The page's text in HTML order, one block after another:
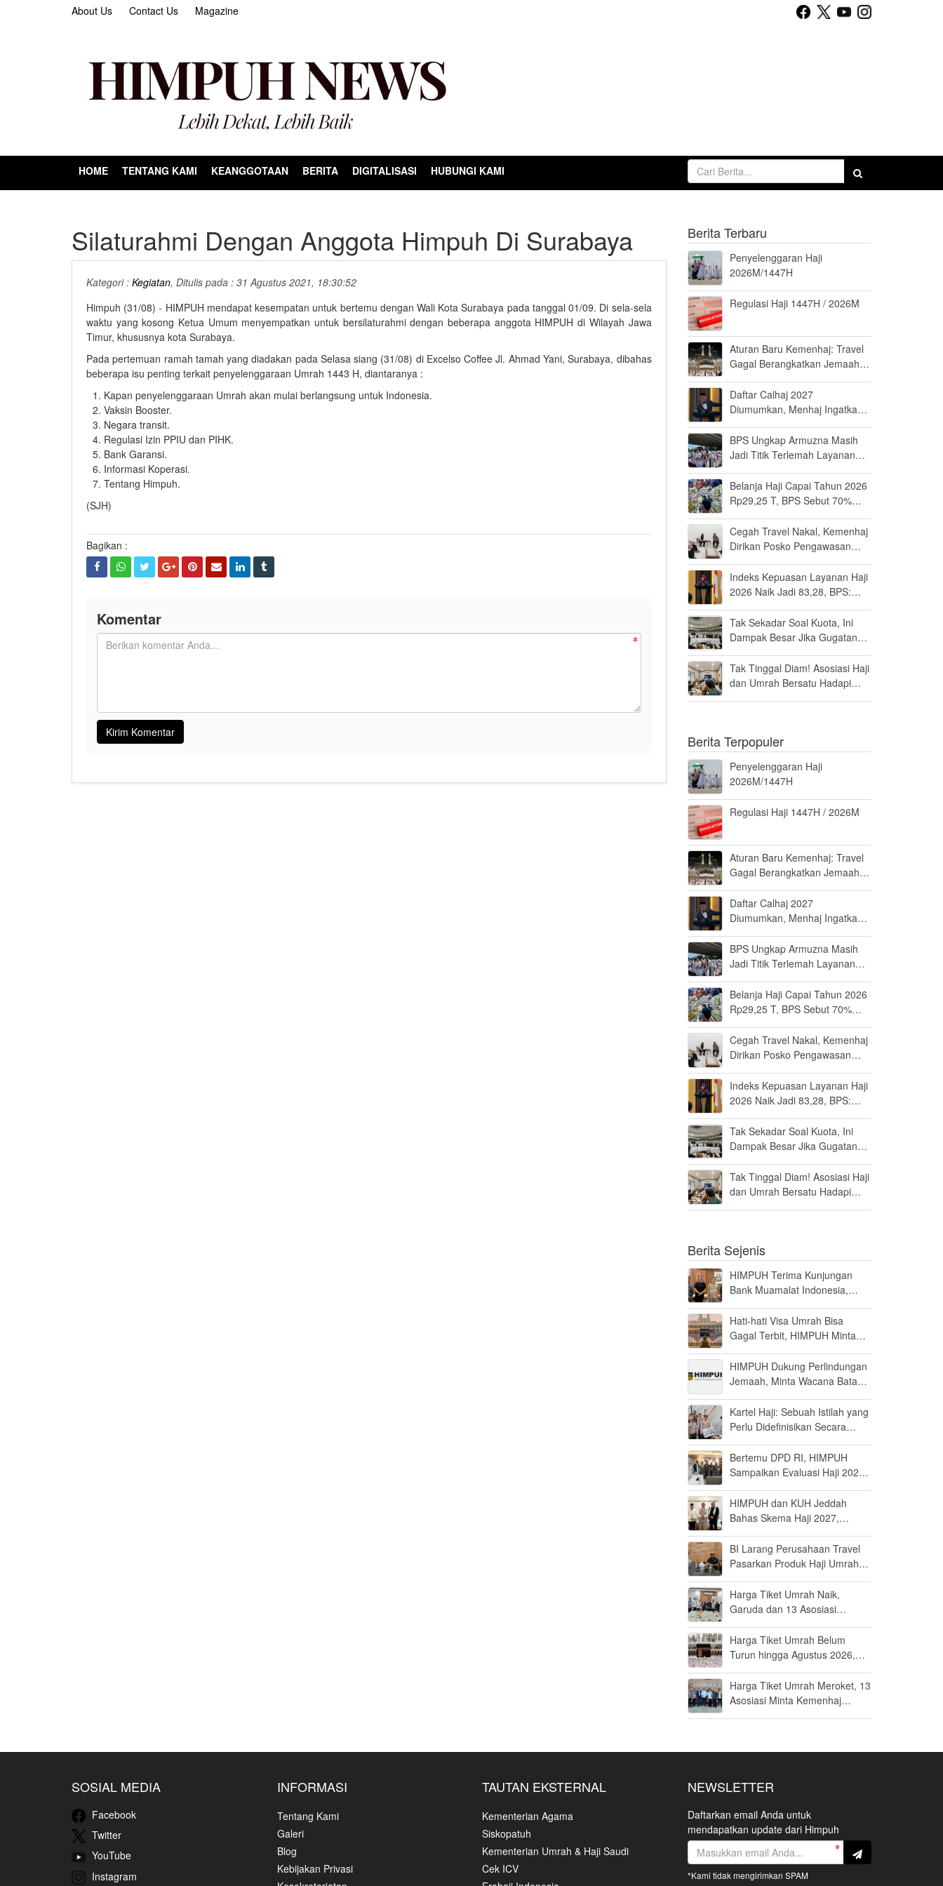
About Us Contact Us Magazine
HOME TENTANG KAMI KEANGGOTAAN BERITA DIGITALISASI HUBUNGI KAMI
Silaturahmi Dengan Anggota Himpuh Di Surabaya
Kategori : Kegiatan, Ditulis pada : 31 Agustus 2021, 18:30:52
Himpuh (31/08) - HIMPUH mendapat kesempatan untuk bertemu dengan Wali Kota Surabaya pada tanggal 01/09. Di sela-sela
waktu yang kosong Ketua Umum menyempatkan untuk bersilaturahmi dengan beberapa anggota HIMPUH di Wilayah Jawa
Timur, khususnya kota Surabaya.
Pada pertemuan ramah tamah yang diadakan pada Selasa siang (31/08) di Excelso Coffee Jl. Ahmad Yani, Surabaya, dibahas
beberapa isu penting terkait penyelenggaraan Umrah 1443 H, diantaranya :
Kapan penyelenggaraan Umrah akan mulai berlangsung untuk Indonesia.
Vaksin Booster.
Negara transit.
Regulasi Izin PPIU dan PIHK.
Bank Garansi.
Informasi Koperasi.
Tentang Himpuh.
(SJH)
Bagikan :
Komentar
Berita Terbaru
Penyelenggaran Haji
2026M/1447H
Regulasi Haji 1447H / 2026M
Aturan Baru Kemenhaj: Travel
Gagal Berangkatkan Jemaah
Daftar Calhaj 2027
Diumumkan, Menhaj Ingatkan
BPS Ungkap Armuzna Masih
Jadi Titik Terlemah Layanan
Belanja Haji Capai Tahun 2026
Rp29,25 T, BPS Sebut 70%
Saudi
Cegah Travel Nakal, Kemenhaj
Dirikan Posko Pengawasan
Indeks Kepuasan Layanan Haji
2026 Naik Jadi 83,28, BPS:
Tak Sekadar Soal Kuota, Ini
Dampak Besar Jika Gugatan
Tak Tinggal Diam! Asosiasi Haji
dan Umrah Bersatu Hadapi
Berita Terpopuler
Penyelenggaran Haji
2026M/1447H
Regulasi Haji 1447H / 2026M
Aturan Baru Kemenhaj: Travel
Gagal Berangkatkan Jemaah
Daftar Calhaj 2027
Diumumkan, Menhaj Ingatkan
BPS Ungkap Armuzna Masih
Jadi Titik Terlemah Layanan
Belanja Haji Capai Tahun 2026
Rp29,25 T, BPS Sebut 70%
Saudi
Cegah Travel Nakal, Kemenhaj
Dirikan Posko Pengawasan
Indeks Kepuasan Layanan Haji
2026 Naik Jadi 83,28, BPS:
Tak Sekadar Soal Kuota, Ini
Dampak Besar Jika Gugatan
Tak Tinggal Diam! Asosiasi Haji
dan Umrah Bersatu Hadapi
Berita Sejenis
HIMPUH Terima Kunjungan
Bank Muamalat Indonesia,
Kerjasama
Hati-hati Visa Umrah Bisa
Gagal Terbit, HIMPUH Minta
HIMPUH Dukung Perlindungan
Jemaah, Minta Wacana Batas
Matang
Kartel Haji: Sebuah Istilah yang
Perlu Didefinisikan Secara
Bertemu DPD RI, HIMPUH
Sampaikan Evaluasi Haji 2026
Panjang
HIMPUH dan KUH Jeddah
Bahas Skema Haji 2027,
soal B2B atau B2B2C
BI Larang Perusahaan Travel
Pasarkan Produk Haji Umrah
Harga Tiket Umrah Naik,
Garuda dan 13 Asosiasi
Bersama
Harga Tiket Umrah Belum
Turun hingga Agustus 2026,
Utamanya
Harga Tiket Umrah Meroket, 13
Asosiasi Minta Kemenhaj
SOSIAL MEDIA
Facebook
Twitter
YouTube
Instagram
INFORMASI
Tentang Kami
Galeri
Blog
Kebijakan Privasi
TAUTAN EKSTERNAL
Kementerian Agama
Siskopatuh
Kementerian Umrah & Haji Saudi
Cek ICV
NEWSLETTER
Daftarkan email Anda untuk
mendapatkan update dari Himpuh
*Kami tidak mengirimkan SPAM